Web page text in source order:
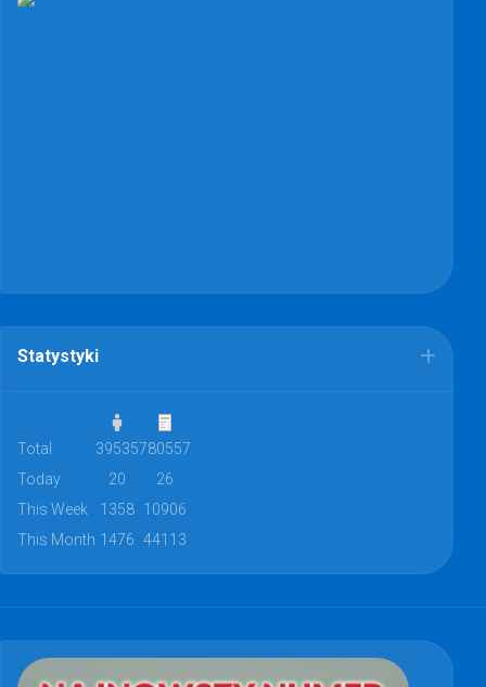
Statystyki
Total 39535780557
Today
20
26
This Week
1358 10906
This Month 1476 44113